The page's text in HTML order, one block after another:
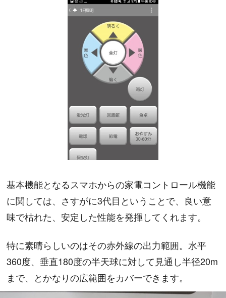
基本機能となるスマホからの家電コントロール機能
に関しては、さすがに3代目ということで、良い意
味で枯れた、安定した性能を発揮してくれます。
特に素晴らしいのはその赤外線の出力範囲。水平
360度、垂直180度の半天球に対して見通し半径20m
まで、とかなりの広範囲をカバーできます。